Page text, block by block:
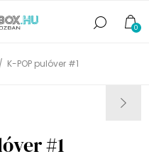
0
/ K-POP pulóver #1
#1